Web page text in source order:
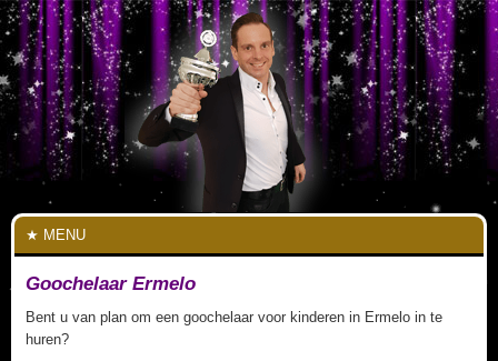
MENU
Goochelaar Ermelo
Bent u van plan om een goochelaar voor kinderen in Ermelo in te
huren?